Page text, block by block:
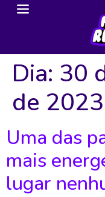
Dia: 30
de 2023
Uma das
mais
lugar